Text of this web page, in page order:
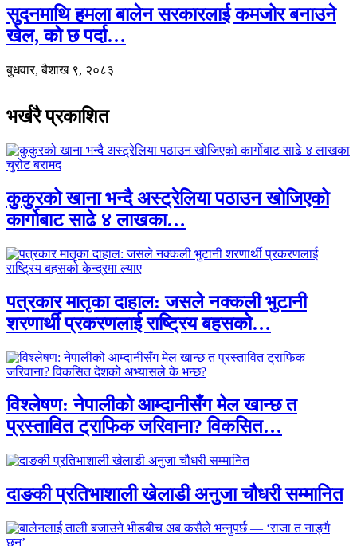
सुदनमाथि हमला बालेन सरकारलाई कमजोर बनाउने
खेल, को छ पर्दा…
बुधवार, बैशाख ९, २०८३
भर्खरै प्रकाशित
कुकुरको खाना भन्दै अस्ट्रेलिया पठाउन खोजिएको
कार्गोबाट साढे ४ लाखका…
पत्रकार मातृका दाहाल: जसले नक्कली भुटानी
शरणार्थी प्रकरणलाई राष्ट्रिय बहसको…
विश्लेषण: नेपालीको आम्दानीसँग मेल खान्छ त
प्रस्तावित ट्राफिक जरिवाना? विकसित…
दाङकी प्रतिभाशाली खेलाडी अनुजा चौधरी सम्मानित